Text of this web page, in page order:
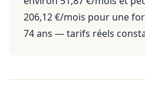
206,12 €/mois pour une
74 ans — tarifs réels